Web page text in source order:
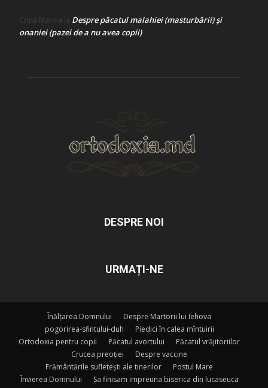
Crina Marina la Despre păcatul malahiei (masturbării) şi
onaniei (pazei de a nu avea copii)
DESPRE NOI
URMAȚI-NE
Înălțarea Domnului
Despre Martorii lui Iehova
pogorirea-sfintului-duh
Piedici în calea mîntuirii
Ortodoxia pentru copii
Păcatul avortului
Păcatul vrăjitoriilor
Crucea preoției
Despre vaccine
Frământările sufletești ale tinerilor
Postul Mare
Învierea Domnului
Sa finisam impreuna biserica din lucaseuca